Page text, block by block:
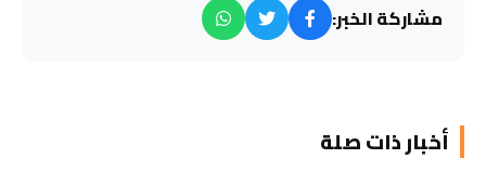
مشاركة الخبر:
أخبار ذات صلة